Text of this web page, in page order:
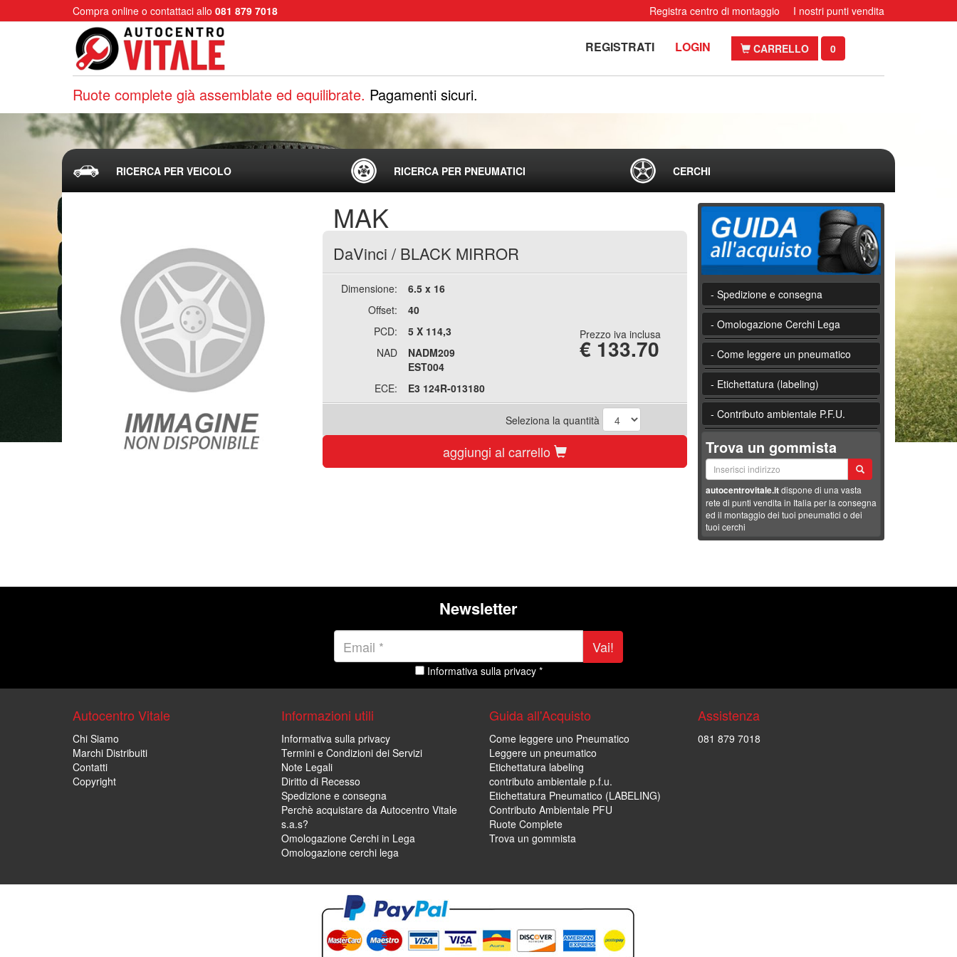
Compra online o contattaci allo 081 879 7018 Registra centro di montaggio I nostri punti vendita
REGISTRATI LOGIN CARRELLO 0
Ruote complete già assemblate ed equilibrate. Pagamenti sicuri.
RICERCA PER VEICOLO RICERCA PER PNEUMATICI CERCHI
MAK
DaVinci / BLACK MIRROR
Dimensione:
6.5 x 16
Offset:
40
PCD:
5 X 114,3
NAD
NADM209
EST004
ECE:
E3 124R-013180
Prezzo iva inclusa
€ 133.70
Seleziona la quantità
aggiungi al carrello
- Spedizione e consegna
- Omologazione Cerchi Lega
- Come leggere un pneumatico
- Etichettatura (labeling)
- Contributo ambientale P.F.U.
Trova un gommista
autocentrovitale.itdispone di una vasta
rete di punti vendita in Italia per la consegna
ed il montaggio dei tuoi pneumatici o dei
tuoi cerchi
Newsletter
Vai!
Informativa sulla privacy *
Autocentro Vitale
Chi Siamo
Marchi Distribuiti
Contatti
Copyright
Informazioni utili
Informativa sulla privacy
Termini e Condizioni dei Servizi
Note Legali
Diritto di Recesso
Spedizione e consegna
Perchè acquistare da Autocentro Vitale
s.a.s?
Omologazione Cerchi in Lega
Omologazione cerchi lega
Guida all'Acquisto
Come leggere uno Pneumatico
Leggere un pneumatico
Etichettatura labeling
contributo ambientale p.f.u.
Etichettatura Pneumatico (LABELING)
Contributo Ambientale PFU
Ruote Complete
Trova un gommista
Assistenza
081 879 7018